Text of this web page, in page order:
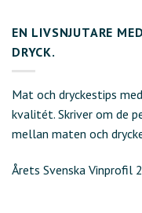
EN LIVSNJUTARE
DRYCK.
Mat och dryckestips
kvalitét. Skriver om de
mellan maten och
Årets Svenska Vinprofil